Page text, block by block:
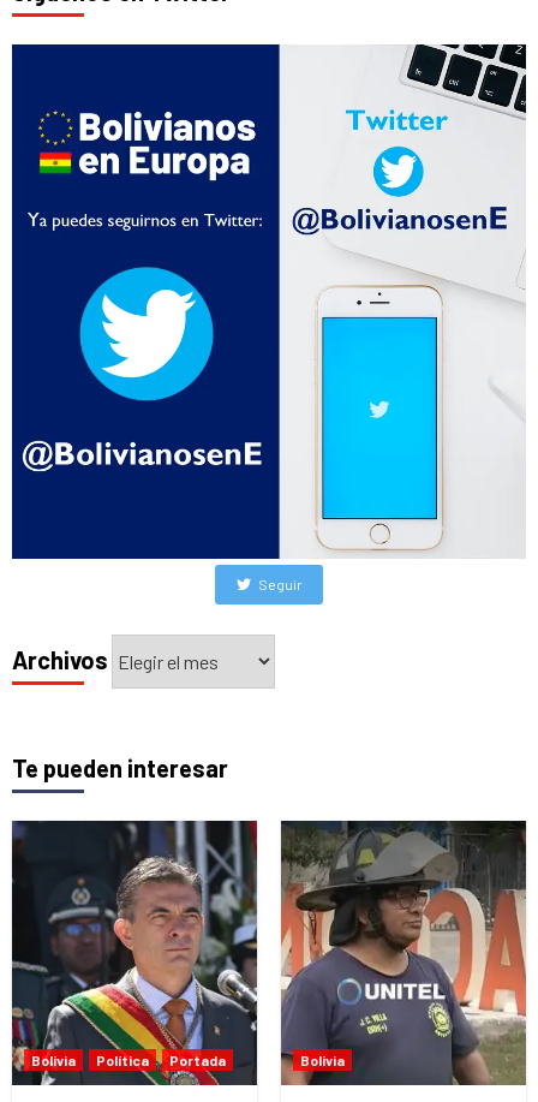
Seguir
Archivos
Archivos
Te pueden interesar
Bolivia Política Portada Bolivia